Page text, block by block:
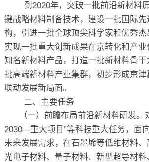
到2020年，突破一批前沿新材料原
键战略材料制备技术，建设一批国际
构，引进一批全球顶尖科学家和优秀杰
实现一批重大创新成果在京转化和产
知名新材料产品，打造一批新材料骨
批高端新材料产业集群，初步形成京
联动发展新局面。
二、主要任务
（一）前瞻布局前沿新材料研发。
2030—重大项目”等科技重大任务，面
未来发展需求，在石墨烯等低维材料、
光电子材料、量子材料、新型超导材料